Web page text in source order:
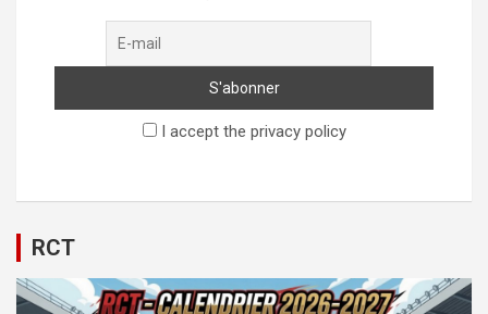
I accept the privacy policy
RCT